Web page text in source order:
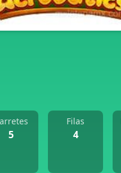
5
Filas
4